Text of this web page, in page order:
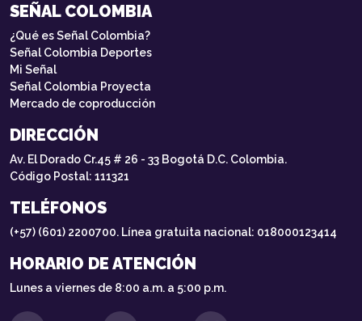
SEÑAL COLOMBIA
¿Qué es Señal Colombia?
Señal Colombia Deportes
Mi Señal
Señal Colombia Proyecta
Mercado de coproducción
DIRECCIÓN
Av. El Dorado Cr.45 # 26 - 33 Bogotá D.C. Colombia.
Código Postal: 111321
TELÉFONOS
(+57) (601) 2200700. Línea gratuita nacional: 018000123414
HORARIO DE ATENCIÓN
Lunes a viernes de 8:00 a.m. a 5:00 p.m.